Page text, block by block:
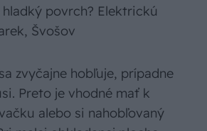
povrch? Elektrickú
Švošov
zvyčajne hobľuje, prípadne
Preto je vhodné mať k
alebo si nahobľovaný